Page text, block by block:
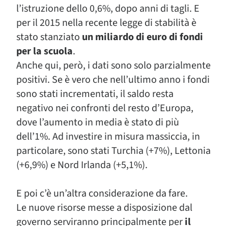
l’istruzione dello 0,6%, dopo anni di tagli. E
per il 2015 nella recente legge di stabilità è
stato stanziato un miliardo di euro di fondi
per la scuola.
Anche qui, però, i dati sono solo parzialmente
positivi. Se è vero che nell’ultimo anno i fondi
sono stati incrementati, il saldo resta
negativo nei confronti del resto d’Europa,
dove l’aumento in media è stato di più
dell’1%. Ad investire in misura massiccia, in
particolare, sono stati Turchia (+7%), Lettonia
(+6,9%) e Nord Irlanda (+5,1%).
E poi c’è un’altra considerazione da fare.
Le nuove risorse messe a disposizione dal
governo serviranno principalmente peril